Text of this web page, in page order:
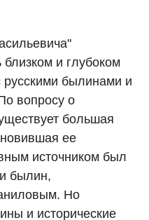
близком и глубоком
русскими былинами и
вопросу о
большая
ее
источником был
былин,
Но
и исторические